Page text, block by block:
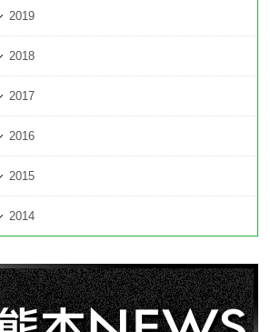
2019
2018
2017
2016
2015
2014